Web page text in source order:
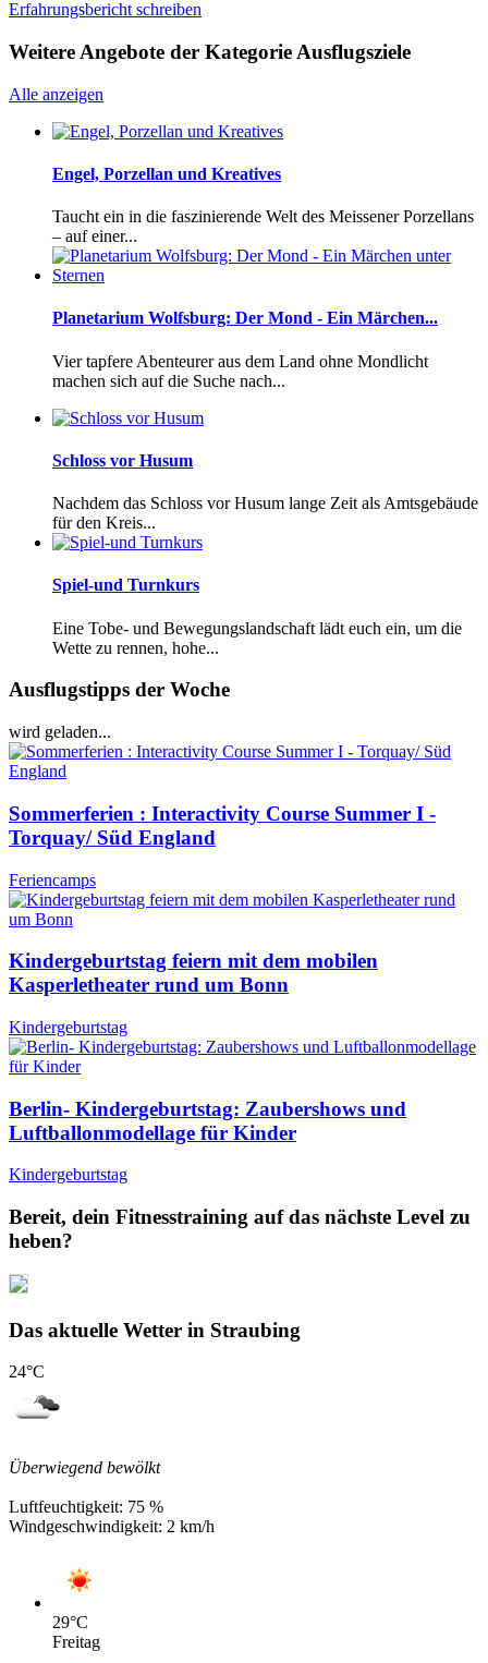
Erfahrungsbericht schreiben
Weitere Angebote der Kategorie Ausflugsziele
Alle anzeigen
Engel, Porzellan und Kreatives
Taucht ein in die faszinierende Welt des Meissener Porzellans
– auf einer...
Planetarium Wolfsburg: Der Mond - Ein Märchen...
Vier tapfere Abenteurer aus dem Land ohne Mondlicht
machen sich auf die Suche nach...
Schloss vor Husum
Nachdem das Schloss vor Husum lange Zeit als Amtsgebäude
für den Kreis...
Spiel-und Turnkurs
Eine Tobe- und Bewegungslandschaft lädt euch ein, um die
Wette zu rennen, hohe...
Ausflugstipps der Woche
wird geladen...
Sommerferien : Interactivity Course Summer I -
Torquay/ Süd England
Feriencamps
Kindergeburtstag feiern mit dem mobilen
Kasperletheater rund um Bonn
Kindergeburtstag
Berlin- Kindergeburtstag: Zaubershows und
Luftballonmodellage für Kinder
Kindergeburtstag
Bereit, dein Fitnesstraining auf das nächste Level zu
heben?
Das aktuelle Wetter in Straubing
24°C
Überwiegend bewölkt
Luftfeuchtigkeit: 75 %
Windgeschwindigkeit: 2 km/h
29°C
Freitag